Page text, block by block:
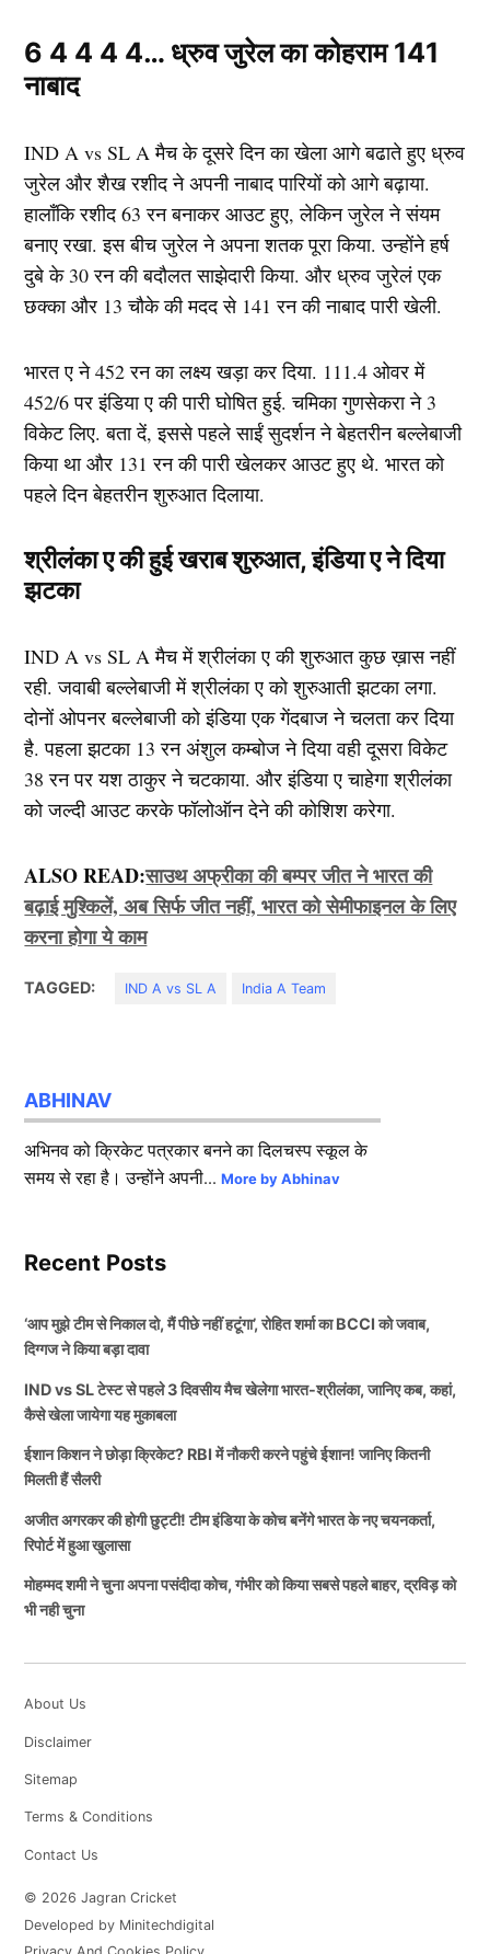
6 4 4 4 4… ध्रुव जुरेल का कोहराम 141
नाबाद
IND A vs SL A मैच के दूसरे दिन का खेला आगे बढाते हुए ध्रुव
जुरेल और शैख रशीद ने अपनी नाबाद पारियों को आगे बढ़ाया.
हालाँकि रशीद 63 रन बनाकर आउट हुए, लेकिन जुरेल ने संयम
बनाए रखा. इस बीच जुरेल ने अपना शतक पूरा किया. उन्होंने हर्ष
दुबे के 30 रन की बदौलत साझेदारी किया. और ध्रुव जुरेलं एक
छक्का और 13 चौके की मदद से 141 रन की नाबाद पारी खेली.
भारत ए ने 452 रन का लक्ष्य खड़ा कर दिया. 111.4 ओवर में
452/6 पर इंडिया ए की पारी घोषित हुई. चमिका गुणसेकरा ने 3
विकेट लिए. बता दें, इससे पहले साईं सुदर्शन ने बेहतरीन बल्लेबाजी
किया था और 131 रन की पारी खेलकर आउट हुए थे. भारत को
पहले दिन बेहतरीन शुरुआत दिलाया.
श्रीलंका ए की हुई खराब शुरुआत, इंडिया ए ने दिया
झटका
IND A vs SL A मैच में श्रीलंका ए की शुरुआत कुछ ख़ास नहीं
रही. जवाबी बल्लेबाजी में श्रीलंका ए को शुरुआती झटका लगा.
दोनों ओपनर बल्लेबाजी को इंडिया एक गेंदबाज ने चलता कर दिया
है. पहला झटका 13 रन अंशुल कम्बोज ने दिया वही दूसरा विकेट
38 रन पर यश ठाकुर ने चटकाया. और इंडिया ए चाहेगा श्रीलंका
को जल्दी आउट करके फॉलोऑन देने की कोशिश करेगा.
ALSO READ:साउथ अफ्रीका की बम्पर जीत ने भारत की
बढ़ाई मुश्किलें, अब सिर्फ जीत नहीं, भारत को सेमीफाइनल के लिए
करना होगा ये काम
TAGGED: IND A vs SL A India A Team
ABHINAV
अभिनव को क्रिकेट पत्रकार बनने का दिलचस्प स्कूल के
समय से रहा है। उन्होंने अपनी...More by Abhinav
Recent Posts
‘आप मुझे टीम से निकाल दो, मैं पीछे नहीं हटूंगा’, रोहित शर्मा का BCCI को जवाब,
दिग्गज ने किया बड़ा दावा
IND vs SL टेस्ट से पहले 3 दिवसीय मैच खेलेगा भारत-श्रीलंका, जानिए कब, कहां,
कैसे खेला जायेगा यह मुकाबला
ईशान किशन ने छोड़ा क्रिकेट? RBI में नौकरी करने पहुंचे ईशान! जानिए कितनी
मिलती हैं सैलरी
अजीत अगरकर की होगी छुट्टी! टीम इंडिया के कोच बनेंगे भारत के नए चयनकर्ता,
रिपोर्ट में हुआ खुलासा
मोहम्मद शमी ने चुना अपना पसंदीदा कोच, गंभीर को किया सबसे पहले बाहर, द्रविड़ को
भी नही चुना
About Us
Disclaimer
Sitemap
Terms & Conditions
Contact Us
© 2026 Jagran Cricket
Developed by Minitechdigital